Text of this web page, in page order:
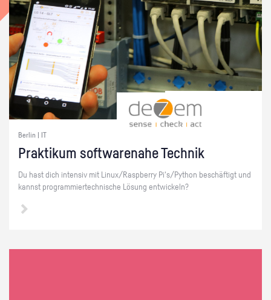
Berlin | IT
Prak­ti­kum soft­ware­na­he Tech­nik
Du hast dich in­ten­siv mit Linux/Raspber­ry Pi's/Py­thon be­schäf­tigt und
kannst pro­gram­mier­tech­ni­sche Lö­sung ent­wi­ckeln?